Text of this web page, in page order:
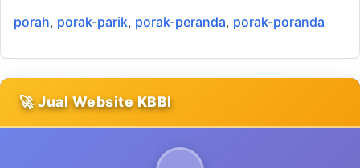
porah, porak-parik, porak-peranda, porak-poranda
🚀 Jual Website KBBI